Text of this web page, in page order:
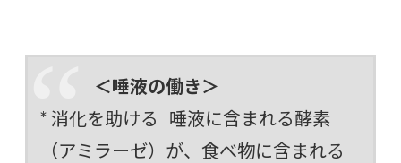
＜唾液の働き＞
* 消化を助ける 唾液に含まれる酵素
（アミラーゼ）が、食べ物に含まれる